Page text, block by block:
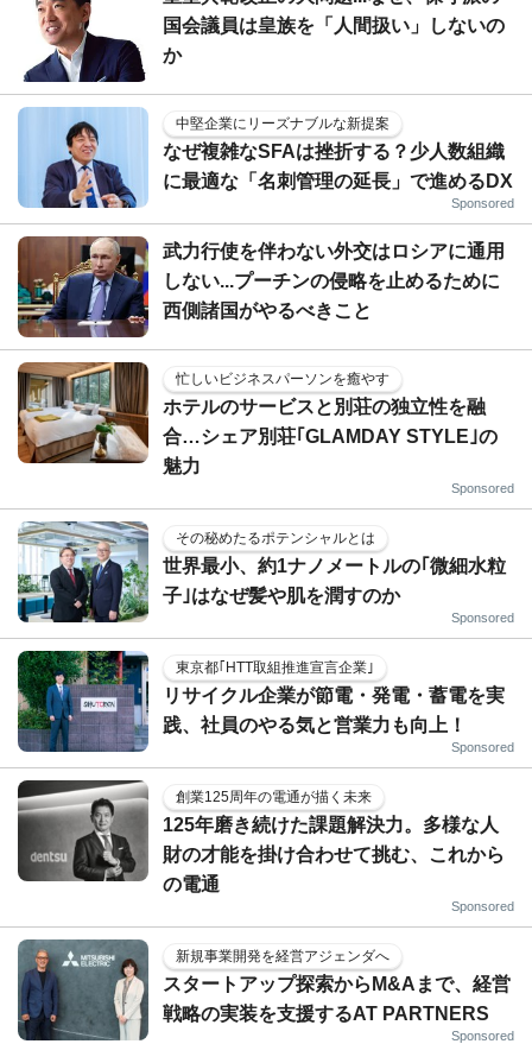
国会議員は皇族を「人間扱い」しないの
か
中堅企業にリーズナブルな新提案
なぜ複雑なSFAは挫折する？少人数組織
に最適な「名刺管理の延長」で進めるDX
Sponsored
武力行使を伴わない外交はロシアに通用
しない...プーチンの侵略を止めるために
西側諸国がやるべきこと
忙しいビジネスパーソンを癒やす
ホテルのサービスと別荘の独立性を融
合…シェア別荘｢GLAMDAY STYLE｣の
魅力
Sponsored
その秘めたるポテンシャルとは
世界最小、約1ナノメートルの｢微細水粒
子｣はなぜ髪や肌を潤すのか
Sponsored
東京都｢HTT取組推進宣言企業｣
リサイクル企業が節電・発電・蓄電を実
践、社員のやる気と営業力も向上！
Sponsored
創業125周年の電通が描く未来
125年磨き続けた課題解決力。多様な人
財の才能を掛け合わせて挑む、これから
の電通
Sponsored
新規事業開発を経営アジェンダへ
スタートアップ探索からM&Aまで、経営
戦略の実装を支援するAT PARTNERS
Sponsored